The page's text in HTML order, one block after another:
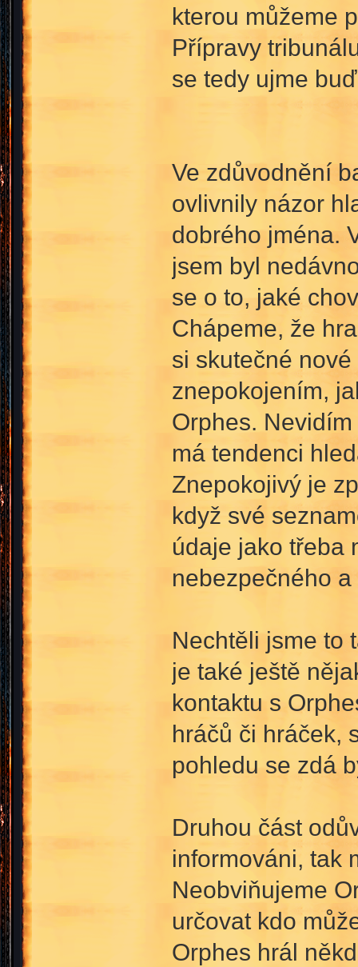
kterou můžeme
Přípravy
se tedy ujme
Ve zdůvodnění
ovlivnily názor
dobrého jména.
jsem byl
se o to, jaké
Chápeme, že
si skutečné
znepokojením,
Orphes.
má tendenci
Znepokojivý je
když své
údaje jako třeba
nebezpečného
Nechtěli jsme to
je také ještě
kontaktu s
hráčů či hráček,
pohledu se zdá
Druhou část
informováni, tak
Neobviňujeme
určovat kdo
Orphes hrál